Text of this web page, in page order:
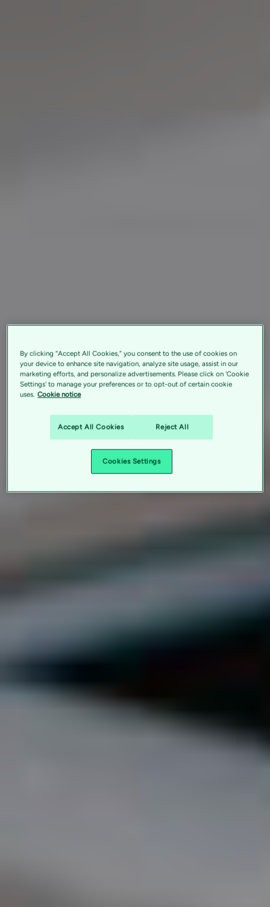
By clicking “Accept All Cookies,” you consent to the use of cookies on
your device to enhance site navigation, analyze site usage, assist in our
marketing efforts, and personalize advertisements. Please click on 'Cookie
Settings' to manage your preferences or to opt-out of certain cookie
uses. Cookie notice
Accept All Cookies Reject All
Cookies Settings